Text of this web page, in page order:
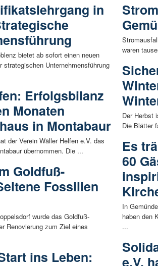
in
bietet ab sofort einen neuen
strategischen Unternehmensführung
Erfolgsbilanz
Monaten
in Montabaur
der Verein Wäller Helfen e.V. das
übernommen. Die ...
Goldfuß-
Fossilien
wurde das Goldfuß-
Renovierung zum Ziel eines
ins Leben:
waren
Der Herbst
Die Blätter
Es
60
In
haben den
...
e.V.